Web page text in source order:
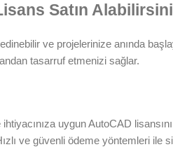
Satın
ve projelerinize anında
tasarruf etmenizi sağlar.
ihtiyacınıza uygun AutoCAD
ve güvenli ödeme yöntemleri ile